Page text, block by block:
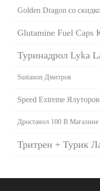
Golden Dragon со
Glutamine Fuel Caps
Туринадрол Lyka
Sustanon Дмитров
Speed Extreme
Дростанол 100 В Магазине
Тритрен + Турик